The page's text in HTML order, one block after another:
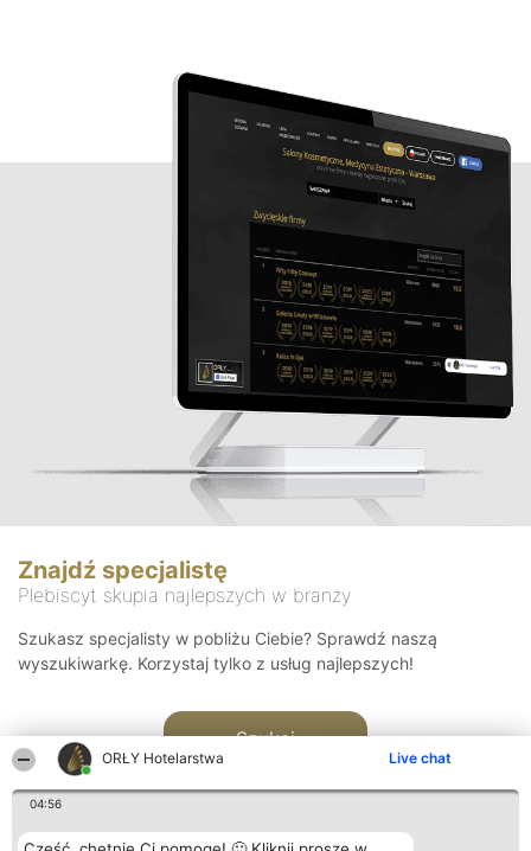
ORŁY Hotelarstwa Live chat
04:56
Znajdź specjalistę
Plebiscyt skupia najlepszych w branży
Szukasz specjalisty w pobliżu Ciebie? Sprawdź naszą
wyszukiwarkę. Korzystaj tylko z usług najlepszych!
Szukaj